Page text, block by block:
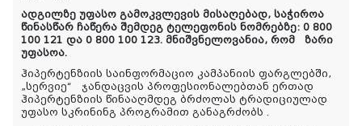
ადგილზე უფასო გამოკვლევის მისაღებად, საჭიროა
წინასწარ ჩაწერა შემდეგ ტელეფონის ნომრებზე: 0 800
100 121 და 0 800 100 123. მნიშვნელოვანია, რომ
ზარი
უფასოა.
ჰიპერტენზიის საინფორმაციო კამპანიის ფარგლებში,
„სერვიე“
ჯანდაცვის პროფესიონალებთან ერთად
ჰიპერტენზიის წინააღმდეგ ბრძოლას ტრადიციულად
უფასო სკრინინგ პროგრამით განაგრძობს